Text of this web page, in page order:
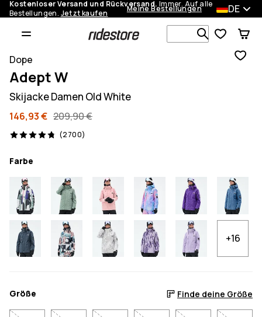
Kostenloser Versand und Rückversand. Immer. Auf alle
Bestellungen. Jetzt kaufen Meine Bestellungen DE
Dope
Adept W
Skijacke Damen Old White
146,93 € 209,90 €
(2700)
2700 Reviews, 4.8/5
Farbe
+16
Größe Finde deine Größe